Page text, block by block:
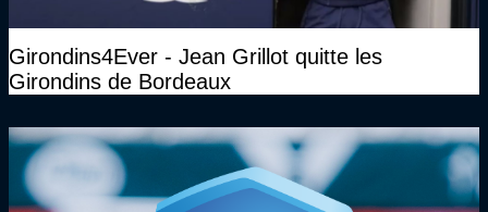
Girondins4Ever - Jean Grillot quitte les
Girondins de Bordeaux